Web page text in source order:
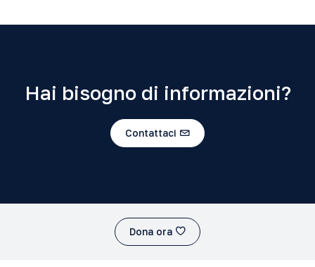
Hai bisogno di informazioni?
Contattaci
Dona ora